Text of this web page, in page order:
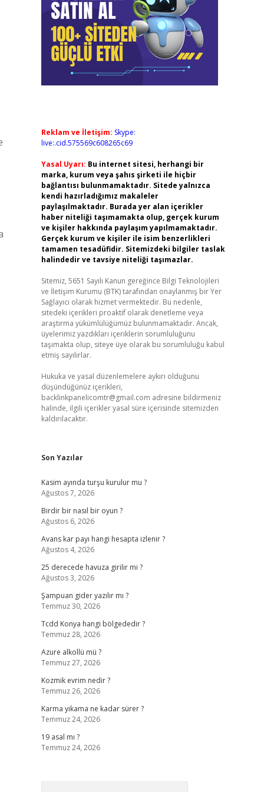
Reklam ve İletişim: Skype:
live:.cid.575569c608265c69
Yasal Uyarı: Bu internet sitesi, herhangi bir
marka, kurum veya şahıs şirketi ile hiçbir
bağlantısı bulunmamaktadır. Sitede yalnızca
kendi hazırladığımız makaleler
paylaşılmaktadır. Burada yer alan içerikler
haber niteliği taşımamakta olup, gerçek kurum
ve kişiler hakkında paylaşım yapılmamaktadır.
Gerçek kurum ve kişiler ile isim benzerlikleri
tamamen tesadüfidir. Sitemizdeki bilgiler taslak
halindedir ve tavsiye niteliği taşımazlar.
Sitemiz, 5651 Sayılı Kanun gereğince Bilgi Teknolojileri
ve İletişim Kurumu (BTK) tarafından onaylanmış bir Yer
Sağlayıcı olarak hizmet vermektedir. Bu nedenle,
sitedeki içerikleri proaktif olarak denetleme veya
araştırma yükümlülüğümüz bulunmamaktadır. Ancak,
üyelerimiz yazdıkları içeriklerin sorumluluğunu
taşımakta olup, siteye üye olarak bu sorumluluğu kabul
etmiş sayılırlar.
Hukuka ve yasal düzenlemelere aykırı olduğunu
düşündüğünüz içerikleri,
backlinkpanelicomtr@gmail.com adresine bildirmeniz
halinde, ilgili içerikler yasal süre içerisinde sitemizden
kaldırılacaktır.
Son Yazılar
Kasim ayında turşu kurulur mu ?
Ağustos 7, 2026
Birdir bir nasıl bir oyun ?
Ağustos 6, 2026
Avans kar payı hangi hesapta izlenir ?
Ağustos 4, 2026
25 derecede havuza girilir mi ?
Ağustos 3, 2026
Şampuan gider yazılır mı ?
Temmuz 30, 2026
Tcdd Konya hangi bölgededir ?
Temmuz 28, 2026
Azure alkollü mü ?
Temmuz 27, 2026
Kozmik evrim nedir ?
Temmuz 26, 2026
Karma yıkama ne kadar sürer ?
Temmuz 24, 2026
19 asal mı ?
Temmuz 24, 2026